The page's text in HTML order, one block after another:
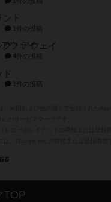
ト
1件の投稿
・アウェイ
4件の投稿
1件の投稿
TOP